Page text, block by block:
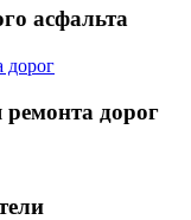
асфальта
дорог
дорог